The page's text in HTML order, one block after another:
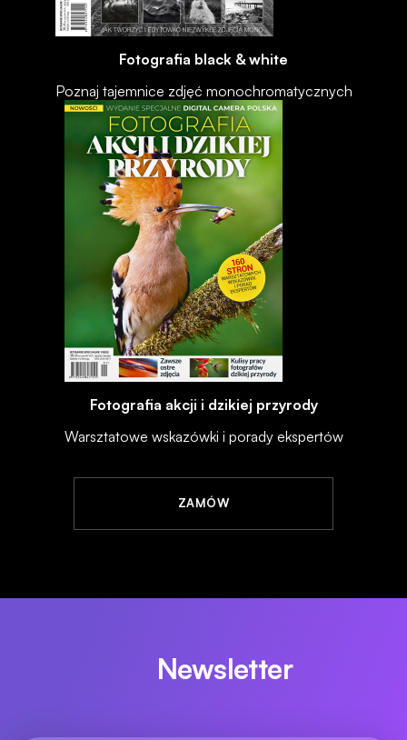
Fotografia black & white
Poznaj tajemnice zdjęć monochromatycznych
Fotografia akcji i dzikiej przyrody
Warsztatowe wskazówki i porady ekspertów
ZAMÓW
Newsletter